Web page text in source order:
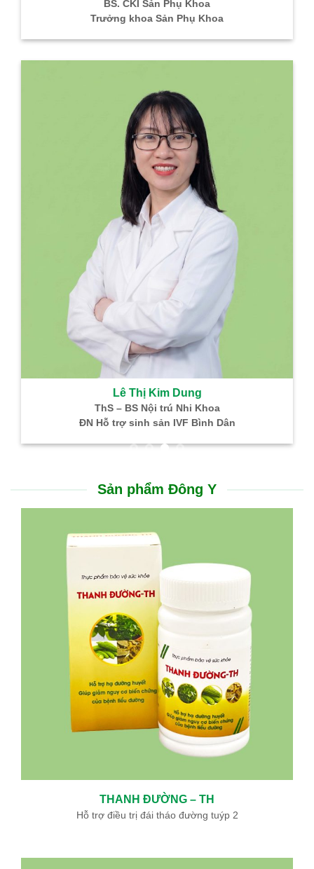
BS. CKI Sản Phụ Khoa
Trưởng khoa Sản Phụ Khoa
Lê Thị Kim Dung
ThS – BS Nội trú Nhi Khoa
ĐN Hỗ trợ sinh sản IVF Bình Dân
Sản phẩm Đông Y
THANH ĐƯỜNG – TH
Hỗ trợ điều trị đái tháo đường tuýp 2